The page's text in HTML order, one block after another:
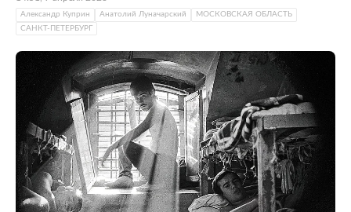
Александр Куприн Анатолий Луначарский
МОСКОВСКАЯ ОБЛАСТЬ
САНКТ-ПЕТЕРБУРГ